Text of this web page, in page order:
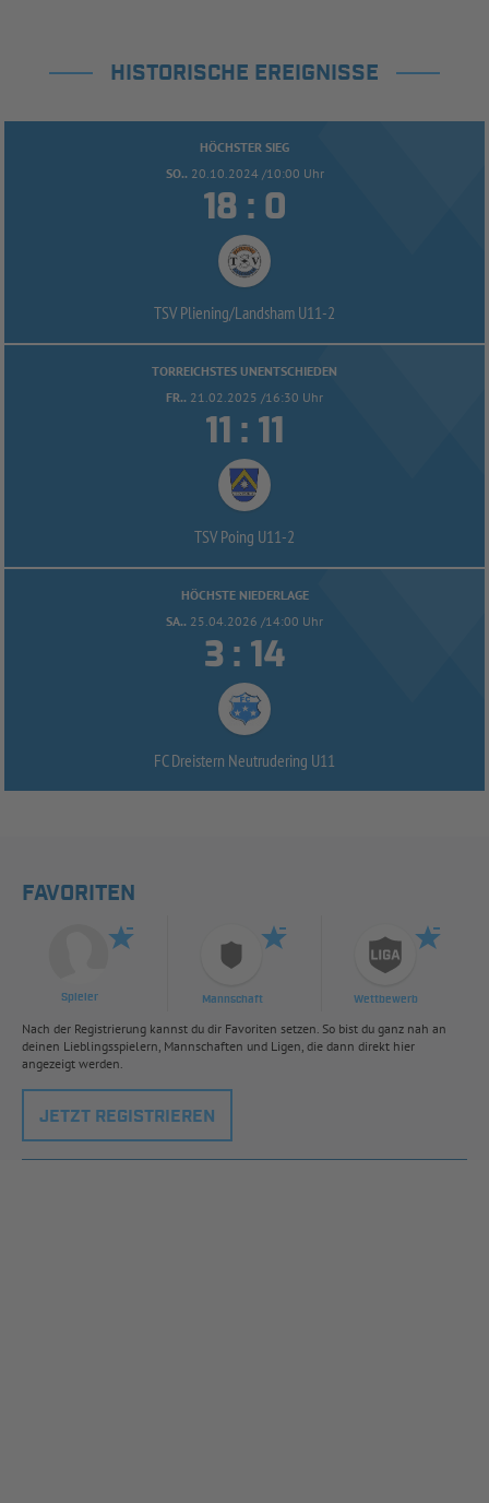
HISTORISCHE EREIGNISSE
HÖCHSTER SIEG
SO.. 20.10.2024 /10:00 Uhr
 : 
TSV Pliening/Landsham U11-2
TORREICHSTES UNENTSCHIEDEN
FR.. 21.02.2025 /16:30 Uhr
 : 
TSV Poing U11-2
HÖCHSTE NIEDERLAGE
SA.. 25.04.2026 /14:00 Uhr
 : 
FC Dreistern Neutrudering U11
FAVORITEN
Spieler Mannschaft Wettbewerb
Nach der Registrierung kannst du dir Favoriten setzen. So bist du ganz nah an
deinen Lieblingsspielern, Mannschaften und Ligen, die dann direkt hier
angezeigt werden.
JETZT REGISTRIEREN